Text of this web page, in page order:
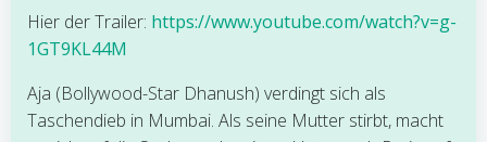
Hier der Trailer: https://www.youtube.com/watch?v=g-
1GT9KL44M
Aja (Bollywood-Star Dhanush) verdingt sich als
Taschendieb in Mumbai. Als seine Mutter stirbt, macht